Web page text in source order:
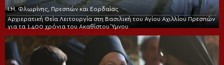
Ι.Μ. Φλωρίνης, Πρεσπών και Εορδαίας
Αρχιερατική Θεία Λειτουργία στη Βασιλική του Αγίου Αχιλλίου Πρεσπών
για τα 1.400 χρόνια του Ακαθίστου Ύμνου